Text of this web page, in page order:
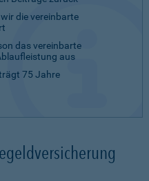
die vereinbarte
das vereinbarte
aus
75 Jahre